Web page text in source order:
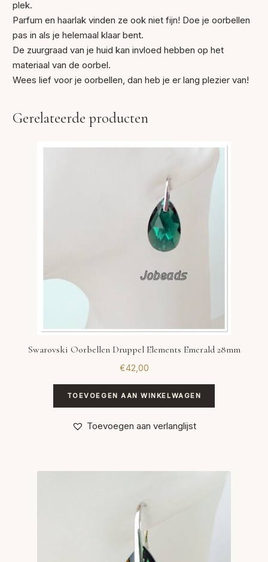
plek.
Parfum en haarlak vinden ze ook niet fijn! Doe je oorbellen
pas in als je helemaal klaar bent.
De zuurgraad van je huid kan invloed hebben op het
materiaal van de oorbel.
Wees lief voor je oorbellen, dan heb je er lang plezier van!
Gerelateerde producten
Swarovski Oorbellen Druppel Elements Emerald 28mm
€42,00
TOEVOEGEN AAN WINKELWAGEN
Toevoegen aan verlanglijst